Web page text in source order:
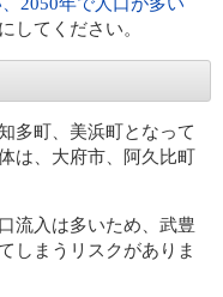
してください。
多町、美浜町となって
は、大府市、阿久比町
流入は多いため、武豊
しまうリスクがありま